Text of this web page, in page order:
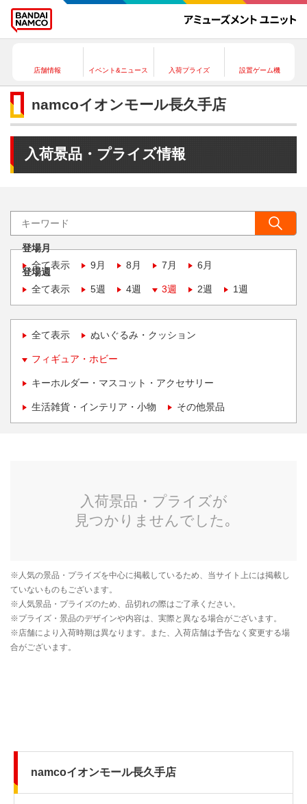
店舗情報 イベント&ニュース 入荷プライズ 設置ゲーム機
namcoイオンモール長久手店
入荷景品・プライズ情報
登場月
全て表示
9月 8月 7月 6月
登場週
全て表示
5週 4週 3週 2週 1週
全て表示 ぬいぐるみ・クッション
フィギュア・ホビー
キーホルダー・マスコット・アクセサリー
生活雑貨・インテリア・小物 その他景品
namcoイオンモール長久手店